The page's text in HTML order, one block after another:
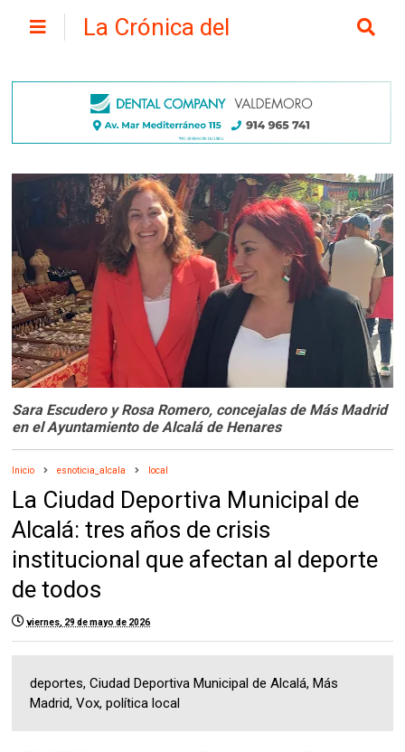
La Crónica del
Sara Escudero y Rosa Romero, concejalas de Más Madrid
en el Ayuntamiento de Alcalá de Henares
Inicio esnoticia_alcala local
La Ciudad Deportiva Municipal de
Alcalá: tres años de crisis
institucional que afectan al deporte
de todos
viernes, 29 de mayo de 2026
deportes, Ciudad Deportiva Municipal de Alcalá, Más
Madrid, Vox, política local